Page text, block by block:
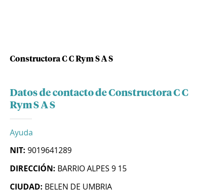
Constructora C C Rym S A S
Datos de contacto de Constructora C C
Rym S A S
Ayuda
NIT: 9019641289
DIRECCIÓN: BARRIO ALPES 9 15
CIUDAD: BELEN DE UMBRIA